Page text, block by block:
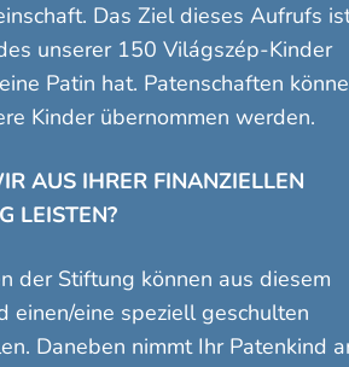
Das Ziel dieses Aufrufs
unserer 150 Világszép-Kinder
Patin hat. Patenschaften
Kinder übernommen werden.
AUS IHRER FINANZIELLEN
LEISTEN?
der Stiftung können aus diesem
einen/eine speziell geschulten
Daneben nimmt Ihr Patenkind